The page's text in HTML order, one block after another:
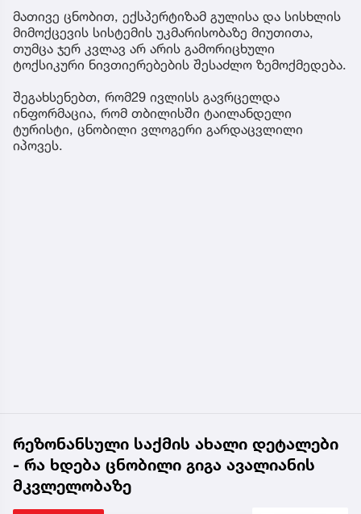
მათივე ცნობით, ექსპერტიზამ გულისა და სისხლის
მიმოქცევის სისტემის უკმარისობაზე მიუთითა,
თუმცა ჯერ კვლავ არ არის გამორიცხული
ტოქსიკური ნივთიერებების შესაძლო ზემოქმედება.
შეგახსენებთ, რომ29 ივლისს გავრცელდა
ინფორმაცია, რომ თბილისში ტაილანდელი
ტურისტი, ცნობილი ვლოგერი გარდაცვლილი
იპოვეს.
რეზონანსული საქმის ახალი დეტალები
- რა ხდება ცნობილი გიგა ავალიანის
მკვლელობაზე